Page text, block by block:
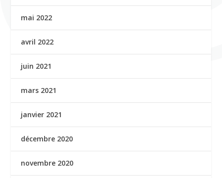
mai 2022
avril 2022
juin 2021
mars 2021
janvier 2021
décembre 2020
novembre 2020